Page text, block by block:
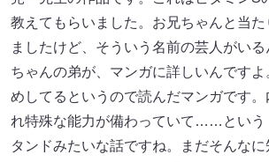
教えてもらいました。お兄ちゃんと当
ましたけど、そういう名前の芸人がい
ちゃんの弟が、マンガに詳しいんです
めしてるというので読んだマンガです
れ特殊な能力が備わっていて……という
タンドみたいな話ですね。まだそんな